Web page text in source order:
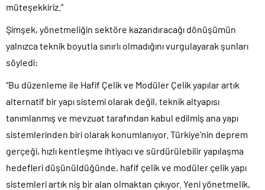
müteşekkiriz.”
Şimşek, yönetmeliğin sektöre kazandıracağı dönüşümün
yalnızca teknik boyutla sınırlı olmadığını vurgulayarak şunları
söyledi:
“Bu düzenleme ile Hafif Çelik ve Modüler Çelik yapılar artık
alternatif bir yapı sistemi olarak değil, teknik altyapısı
tanımlanmış ve mevzuat tarafından kabul edilmiş ana yapı
sistemlerinden biri olarak konumlanıyor. Türkiye’nin deprem
gerçeği, hızlı kentleşme ihtiyacı ve sürdürülebilir yapılaşma
hedefleri düşünüldüğünde, hafif çelik ve modüler çelik yapı
sistemleri artık niş bir alan olmaktan çıkıyor. Yeni yönetmelik,